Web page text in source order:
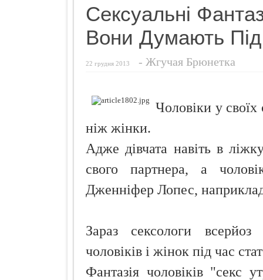
Великодні
Види
Цей
Сексуальні
Вони Думають
22 грудня 2013 - Жгучая Брюнетка
Чоловіки у своїх
ніж жінки.
Адже дівчата навіть в
свого партнера, а
Дженніфер Лопес,
Зараз сексологи
чоловіків і жінок під час
Фантазія чоловіків "секс